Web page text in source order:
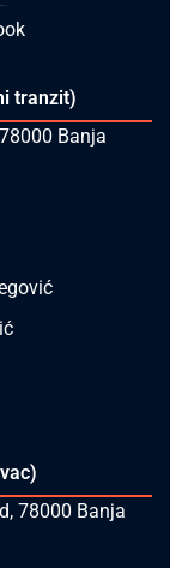
tranzit)
Banja
78000 Banja